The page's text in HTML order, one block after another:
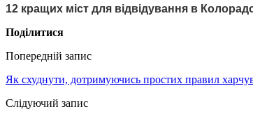
12 кращих міст для відвідування в
Поділитися
Попередній запис
Як схуднути, дотримуючись простих правил
Слідуючий запис